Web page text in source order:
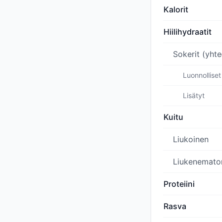
Kalorit
Hiilihydraatit
Sokerit
Luonnolliset
Lisätyt
Kuitu
Liukoinen
Proteiini
Rasva